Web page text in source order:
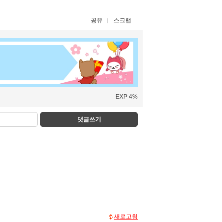
공유 스크랩
EXP 4%
댓글쓰기
새로고침